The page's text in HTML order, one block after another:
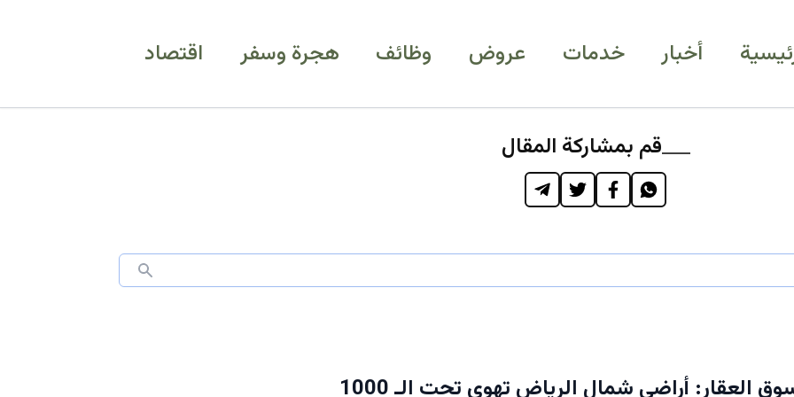
أخبار خدمات عروض وظائف هجرة وسفر اقتصاد
قم بمشاركة المقال
صرخة في سوق العقار: أراضي شمال الرياض تهوي تحت الـ 1000